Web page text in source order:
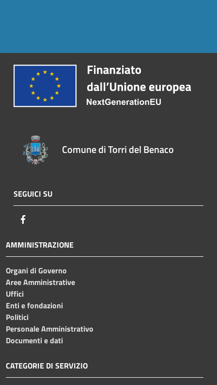
Comune di Torri del Benaco
SEGUICI SU
AMMINISTRAZIONE
Organi di Governo
Aree Amministrative
Uffici
Enti e fondazioni
Politici
Personale Amministrativo
Documenti e dati
CATEGORIE DI SERVIZIO